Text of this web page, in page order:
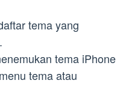
tema yang
tema iPhone
tema atau